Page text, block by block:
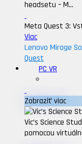
headsetu – M...
Meta Quest 3:
Viac
Lenovo Mirage
Quest
PC VR
Zobraziť viac
Vic’s Science
pomocou